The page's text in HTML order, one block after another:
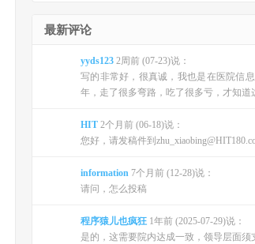
最新评论
yyds123 2周前 (07-23)说：
写的非常好，很真诚，我也是在医院信
年，走了很多弯路，吃了很多亏，才知道
HIT 2个月前 (06-18)说：
您好，请发稿件到
information 7个月前 (12-28)说：
请问，怎么投稿
程序猿儿也疯狂 1年前 (2025-07-29)说：
是的，这需要院内达成一致，领导层面须